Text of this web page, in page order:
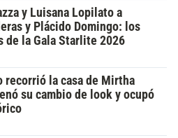
y Luisana Lopilato a
y Plácido Domingo: los
de la Gala Starlite 2026
recorrió la casa de Mirtha
su cambio de look y ocupó